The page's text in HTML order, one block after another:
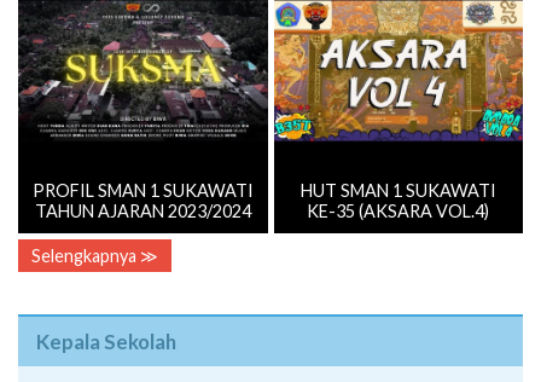
PROFIL SMAN 1 SUKAWATI
TAHUN AJARAN 2023/2024
HUT SMAN 1 SUKAWATI
KE-35 (AKSARA VOL.4)
Kepala Sekolah